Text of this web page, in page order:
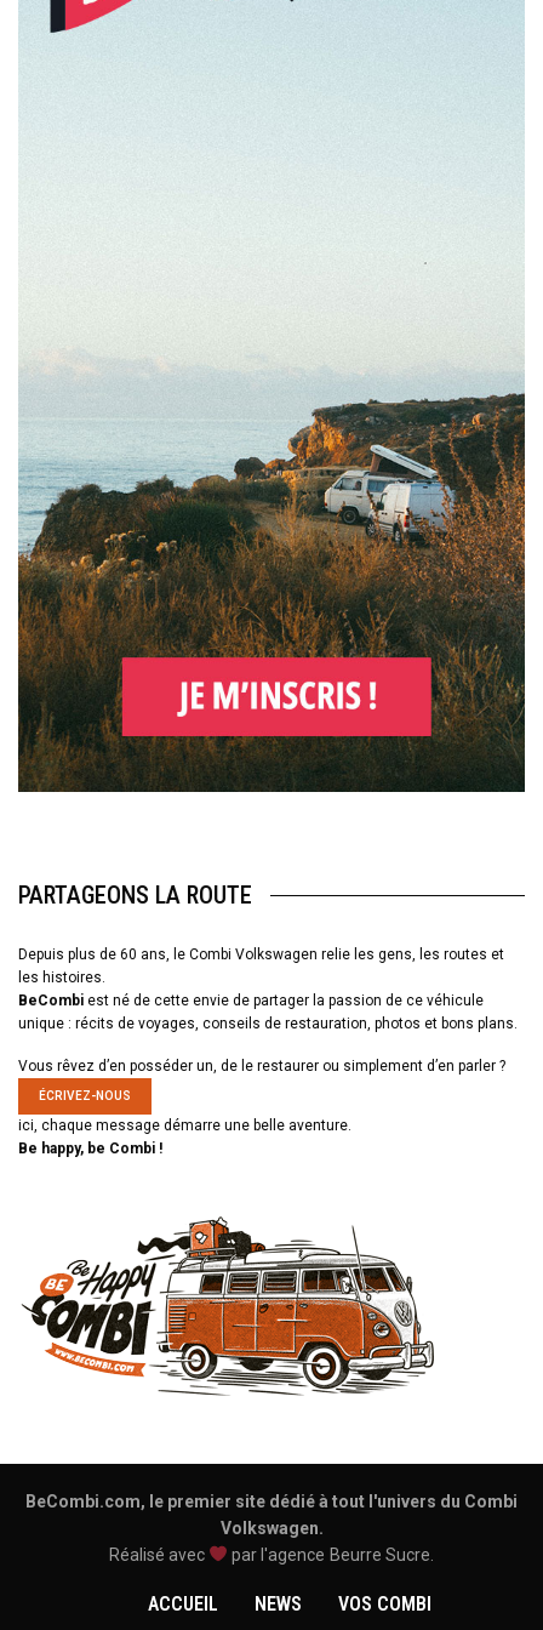
PARTAGEONS LA ROUTE
Depuis plus de 60 ans, le Combi Volkswagen relie les gens, les routes et
les histoires.
BeCombi est né de cette envie de partager la passion de ce véhicule
unique : récits de voyages, conseils de restauration, photos et bons plans.
Vous rêvez d’en posséder un, de le restaurer ou simplement d’en parler ?
ÉCRIVEZ-NOUS
ici, chaque message démarre une belle aventure.
Be happy, be Combi !
BeCombi.com, le premier site dédié à tout l'univers du Combi
Volkswagen.
Réalisé avec
par l'agence Beurre Sucre
ACCUEIL NEWS VOS COMBI